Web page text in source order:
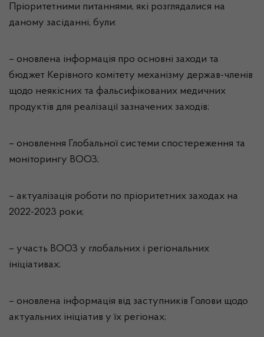
Пріоритетними питаннями, які розглядалися на
даному засіданні, були:
– оновлена інформація про основні заходи та
бюджет Керівного комітету механізму держав-членів
щодо неякісних та фальсифікованих медичних
продуктів для реалізації зазначених заходів;
– оновлення Глобальної системи спостереження та
моніторингу ВООЗ;
– актуалізація роботи по пріоритетних заходах на
2022-2023 роки;
– участь ВООЗ у глобальних і регіональних
ініціативах;
– оновлена інформація від заступників Голови щодо
актуальних ініціатив у їх регіонах;